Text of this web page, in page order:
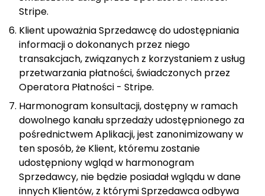
Stripe.
Klient upoważnia Sprzedawcę do udostępniania
informacji o dokonanych przez niego
transakcjach, związanych z korzystaniem z usług
przetwarzania płatności, świadczonych przez
Operatora Płatności - Stripe.
Harmonogram konsultacji, dostępny w ramach
dowolnego kanału sprzedaży udostępnionego za
pośrednictwem Aplikacji, jest zanonimizowany w
ten sposób, że Klient, któremu zostanie
udostępniony wgląd w harmonogram
Sprzedawcy, nie będzie posiadał wglądu w dane
innych Klientów, z którymi Sprzedawca odbywa